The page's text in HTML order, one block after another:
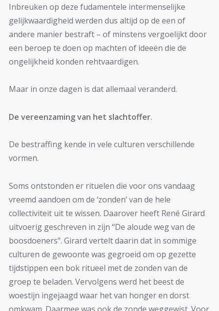
Inbreuken op deze fudamentele intermenselijke
gelijkwaardigheid werden dus altijd op de een of
andere manier bestraft – of minstens vergoelijkt door
een beroep te doen op machten of ideeën die de
ongelijkheid konden rehtvaardigen.
Maar in onze dagen is dat allemaal veranderd.
De vereenzaming van het slachtoffer.
De bestraffing kende in vele culturen verschillende
vormen.
Soms ontstonden er rituelen die voor ons vandaag
vreemd aandoen om de ‘zonden’ van de hele
collectiviteit uit te wissen. Daarover heeft René Girard
uitvoerig geschreven in zijn “De aloude weg van de
boosdoeners”. Girard vertelt daarin dat in sommige
culturen de gewoonte was gegroeid om op gezette
tijdstippen een bok ritueel met de zonden van de
groep te beladen. Vervolgens werd het beest de
woestijn ingejaagd waar het van honger en dorst
omkwam. Daarmee was ook de zonde weggewist. Voor